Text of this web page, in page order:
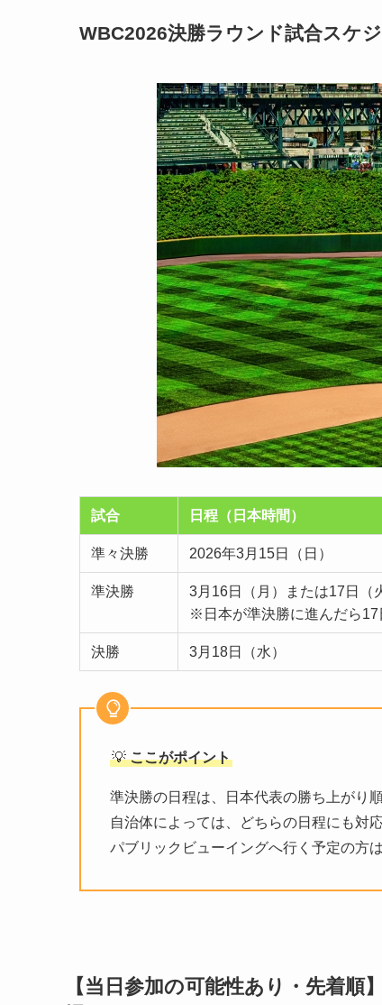
WBC2026決勝ラウンド試合スケジ
試合 日程（日本時間）
準々決勝 2026年3月15日（日）
準決勝
3月16日（月）または17日（
※日本が準決勝に進んだら17
決勝 3月18日（水）
💡ここがポイント
準決勝の日程は、日本代表の勝ち上がり
自治体によっては、どちらの日程にも対
パブリックビューイングへ行く予定の方
【当日参加の可能性あり・先着